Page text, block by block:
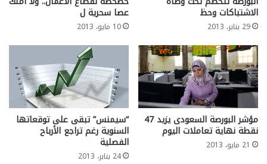
الاشتباكات وحظ
29 يناير، 2013
عصا سحرية ل
10 مايو، 2013
مؤشر البورصة السعودى يزيد 47
نقطة نهاية تعاملات اليوم
21 مايو، 2013
“سيمنس” تبقى على توقعاتها
السنوية رغم تراجع الأرباح
الفصلية
24 يناير، 2013